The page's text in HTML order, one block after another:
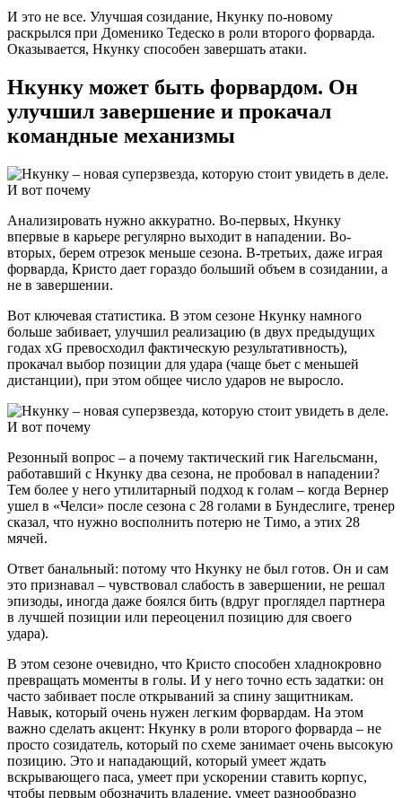
И это не все. Улучшая созидание, Нкунку по-новому
раскрылся при Доменико Тедеско в роли второго форварда.
Оказывается, Нкунку способен завершать атаки.
Нкунку может быть форвардом. Он
улучшил завершение и прокачал
командные механизмы
Анализировать нужно аккуратно. Во-первых, Нкунку
впервые в карьере регулярно выходит в нападении. Во-
вторых, берем отрезок меньше сезона. В-третьих, даже играя
форварда, Кристо дает гораздо больший объем в созидании, а
не в завершении.
Вот ключевая статистика. В этом сезоне Нкунку намного
больше забивает, улучшил реализацию (в двух предыдущих
годах xG превосходил фактическую результативность),
прокачал выбор позиции для удара (чаще бьет с меньшей
дистанции), при этом общее число ударов не выросло.
Резонный вопрос – а почему тактический гик Нагельсманн,
работавший с Нкунку два сезона, не пробовал в нападении?
Тем более у него утилитарный подход к голам – когда Вернер
ушел в «Челси» после сезона с 28 голами в Бундеслиге, тренер
сказал, что нужно восполнить потерю не Тимо, а этих 28
мячей.
Ответ банальный: потому что Нкунку не был готов. Он и сам
это признавал – чувствовал слабость в завершении, не решал
эпизоды, иногда даже боялся бить (вдруг проглядел партнера
в лучшей позиции или переоценил позицию для своего
удара).
В этом сезоне очевидно, что Кристо способен хладнокровно
превращать моменты в голы. И у него точно есть задатки: он
часто забивает после открываний за спину защитникам.
Навык, который очень нужен легким форвардам. На этом
важно сделать акцент: Нкунку в роли второго форварда – не
просто созидатель, который по схеме занимает очень высокую
позицию. Это и нападающий, который умеет ждать
вскрывающего паса, умеет при ускорении ставить корпус,
чтобы первым обозначить владение, умеет разнообразно